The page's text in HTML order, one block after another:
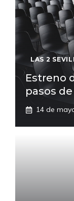
LAS 2
Estreno
pasos
14 de